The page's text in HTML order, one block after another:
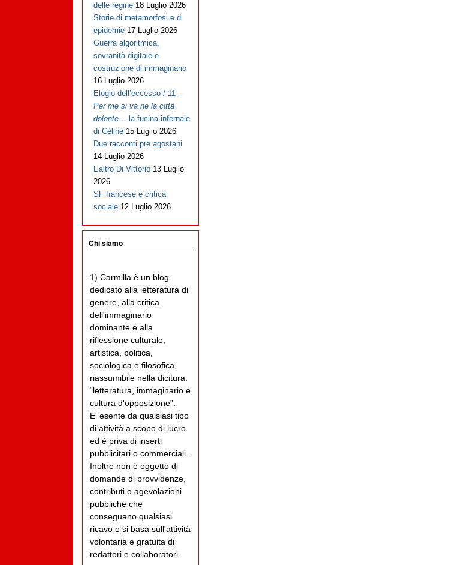
delle regine 18 Luglio 2026
Storie di metamorfosi e di
epidemie 17 Luglio 2026
Guerra algoritmica,
sovranità digitale e
costruzione di immaginario
16 Luglio 2026
Elogio dell’eccesso / 11 –
Per me si va ne la città
dolente… la fucina infernale
di Cèline 15 Luglio 2026
Due racconti pre agostani
14 Luglio 2026
L’altro Di Vittorio 13 Luglio
2026
SF francese e critica
sociale 12 Luglio 2026
Chi siamo
1) Carmilla è un blog
dedicato alla letteratura di
genere, alla critica
dell'immaginario
dominante e alla
riflessione culturale,
artistica, politica,
sociologica e filosofica,
riassumibile nella dicitura:
“letteratura, immaginario e
cultura d'opposizione”.
E' esente da qualsiasi tipo
di attività a scopo di lucro
ed è priva di inserti
pubblicitari o commerciali.
Inoltre non è oggetto di
domande di provvidenze,
contributi o agevolazioni
pubbliche che
conseguano qualsiasi
ricavo e si basa sull'attività
volontaria e gratuita di
redattori e collaboratori.